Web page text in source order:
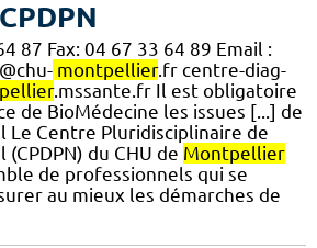
87 Fax: 04 67 33 64 89 Email :
montpellier.fr centre-diag-
.mssante.fr Il est obligatoire
de BioMédecine les issues [...] de
Le Centre Pluridisciplinaire de
du CHU de Montpellier
de professionnels qui se
au mieux les démarches de